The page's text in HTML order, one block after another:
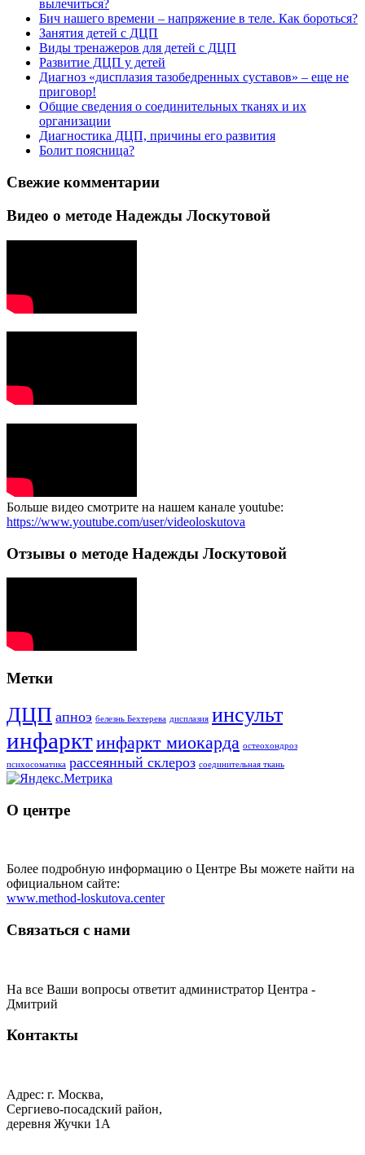
вылечиться?
Бич нашего времени – напряжение в теле. Как бороться?
Занятия детей с ДЦП
Виды тренажеров для детей с ДЦП
Развитие ДЦП у детей
Диагноз «дисплазия тазобедренных суставов» – еще не
приговор!
Общие сведения о соединительных тканях и их
организации
Диагностика ДЦП, причины его развития
Болит поясница?
Свежие комментарии
Видео о методе Надежды Лоскутовой
Больше видео смотрите на нашем канале youtube:
https://www.youtube.com/user/videoloskutova
Отзывы о методе Надежды Лоскутовой
Метки
ДЦП апноэ белезнь Бехтерева дисплазия инсульт
инфарктинфаркт миокарда остеохондроз
психосоматика рассеянный склероз соединительная ткань
О центре
Более подробную информацию о Центре Вы можете найти на
официальном сайте:
www.method-loskutova.center
Связаться с нами
На все Ваши вопросы ответит администратор Центра -
Дмитрий
Контакты
Адрес: г. Москва,
Сергиево-посадский район,
деревня Жучки 1А